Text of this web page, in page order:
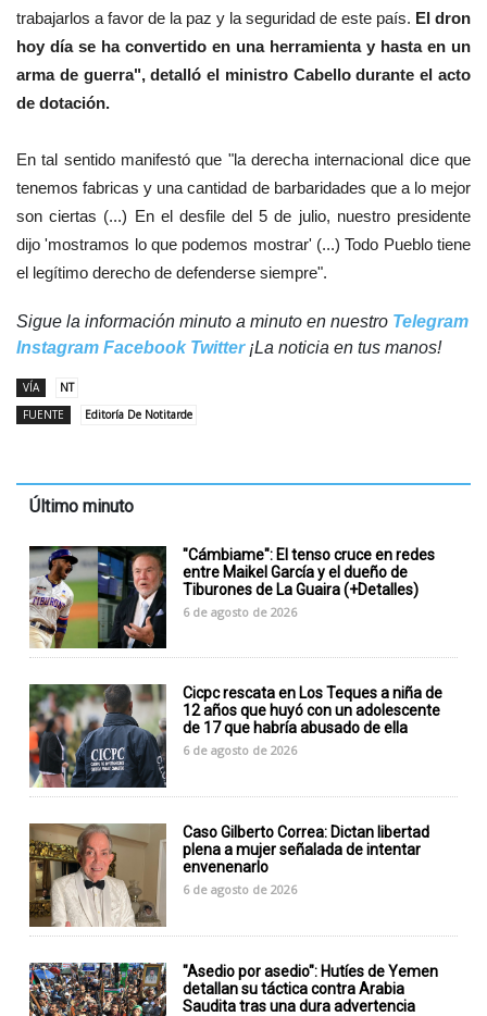
trabajarlos a favor de la paz y la seguridad de este país. El dron
hoy día se ha convertido en una herramienta y hasta en un
arma de guerra", detalló el ministro Cabellodurante el acto
de dotación.
En tal sentido manifestó que "la derecha internacional dice que
tenemos fabricas y una cantidad de barbaridades que a lo mejor
son ciertas (...) En el desfile del 5 de julio, nuestro presidente
dijo 'mostramos lo que podemos mostrar' (...) Todo Pueblo tiene
el legítimo derecho de defenderse siempre".
Sigue la información minuto a minuto en nuestro Telegram
Instagram Facebook Twitter¡La noticia en tus manos!
VÍA
NT
FUENTE
Editoría De Notitarde
Último minuto
"Cámbiame": El tenso cruce en redes
entre Maikel García y el dueño de
Tiburones de La Guaira (+Detalles)
6 de agosto de 2026
Cicpc rescata en Los Teques a niña de
12 años que huyó con un adolescente
de 17 que habría abusado de ella
6 de agosto de 2026
Caso Gilberto Correa: Dictan libertad
plena a mujer señalada de intentar
envenenarlo
6 de agosto de 2026
"Asedio por asedio": Hutíes de Yemen
detallan su táctica contra Arabia
Saudita tras una dura advertencia